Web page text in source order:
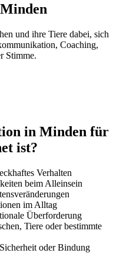
und ihre Tiere dabei, sich
Coaching,
Stimme.
in Minden für
ist?
Verhalten
beim Alleinsein
im Alltag
Überforderung
Tiere oder bestimmte
oder Bindung